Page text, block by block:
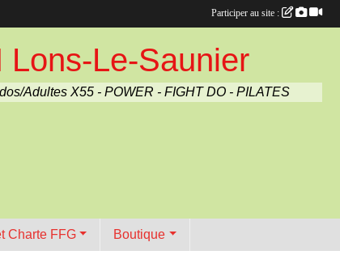
Le-Saunier
Adultes X55 - POWER - FIGHT DO - PILATES
Charte FFG Boutique
Participer au site :